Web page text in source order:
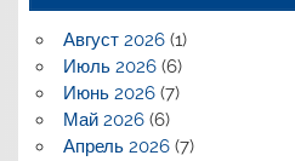
Август 2026(1)
Июль 2026(6)
Июнь 2026(7)
Май 2026(6)
Апрель 2026(7)